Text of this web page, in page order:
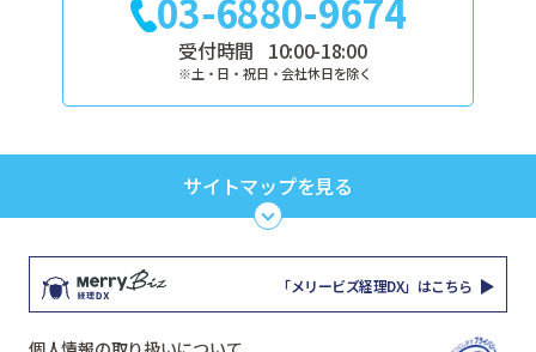
03-6880-9674
受付時間 10:00-18:00
※土・日・祝日・会社休日を除く
サイトマップを見る
TOP
セミナー
解決すること
「メリービズ経理DX」はこちら